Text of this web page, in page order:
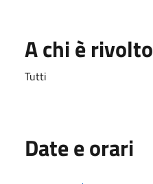
A chi è rivolto
Tutti
Date e orari